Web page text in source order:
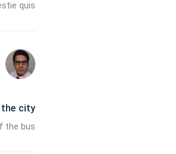
quis
city
the bus